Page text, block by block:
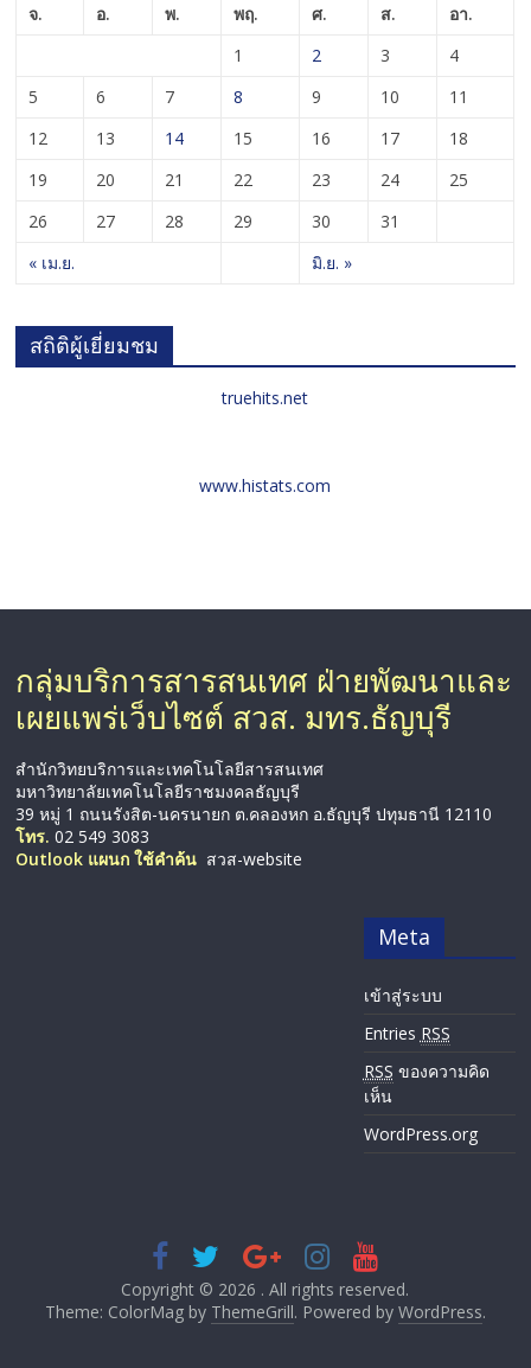
จ.
อ. พ. พฤ. ศ. ส. อา.
« เม.ย. มิ.ย. »
1 2 3
4
5
6 7 8 9 10
11
12
13 14 15 16 17
18
19
20 21 22 23 24
25
26
27 28 29 30 31
สถิติผู้เยี่ยมชม
truehits.net
www.histats.com
กลุ่มบริการสารสนเทศ ฝ่ายพัฒนาและ
เผยแพร่เว็บไซต์ สวส. มทร.ธัญบุรี
สำนักวิทยบริการและเทคโนโลยีสารสนเทศ
มหาวิทยาลัยเทคโนโลยีราชมงคลธัญบุรี
39 หมู่ 1 ถนนรังสิต-นครนายก ต.คลองหก อ.ธัญบุรี ปทุมธานี 12110
โทร. 02 549 3083
Outlook แผนก ใช้คำค้น สวส-website
Meta
เข้าสู่ระบบ
Entries RSS
RSS ของความคิด
เห็น
WordPress.org
Copyright © 2026 . All rights reserved.
Theme: ColorMag by ThemeGrill. Powered by WordPress.